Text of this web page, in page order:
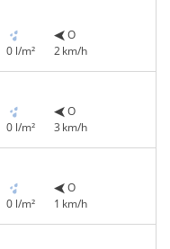
0 l/m²
O
2 km/h
0 l/m²
O
3 km/h
0 l/m²
O
1 km/h